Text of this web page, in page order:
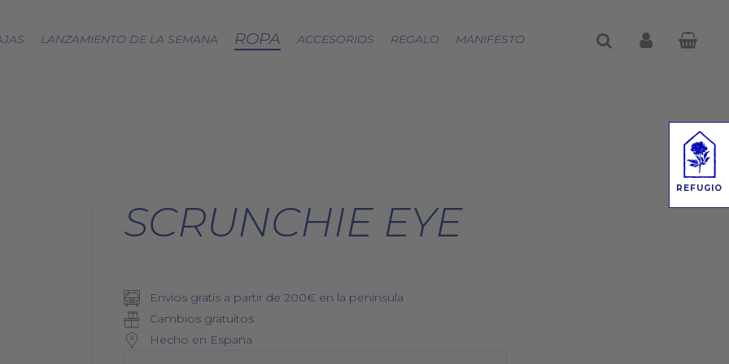
REFUGIO
LANZAMIENTO DE LA SEMANA ROPA
BJÖRK DRESS
PICNIC
ZERO WASTE
ACCESORIOS REGALO MANIFESTO buscaraccount
SCRUNCHIE EYE
Envíos gratis a partir de 200€ en la península
Cambios gratuitos
Hecho en España